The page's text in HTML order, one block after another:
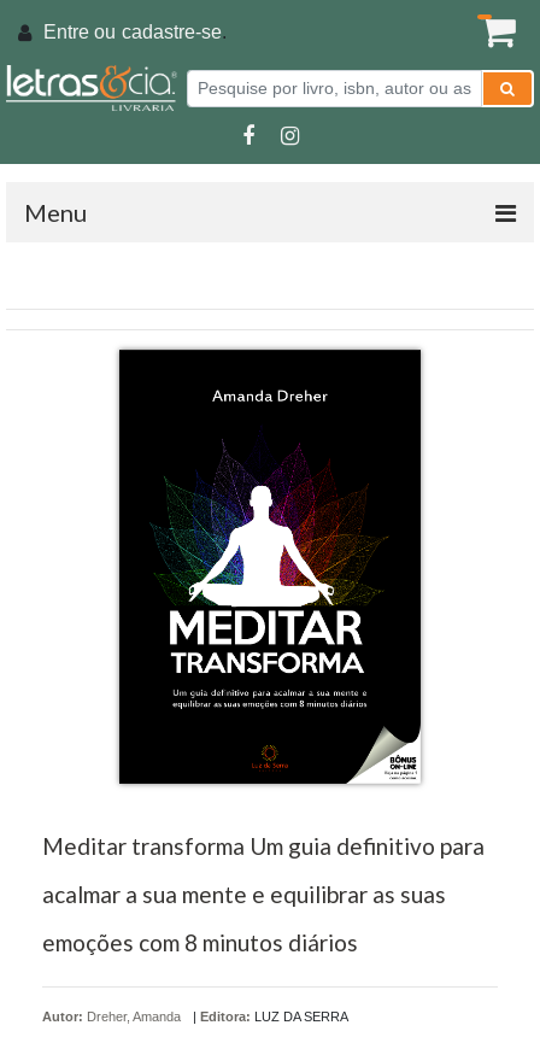
Entre ou cadastre-se.
Menu
Meditar transforma Um guia definitivo para
acalmar a sua mente e equilibrar as suas
emoções com 8 minutos diários
Autor: Dreher, Amanda Editora: LUZ DA SERRA